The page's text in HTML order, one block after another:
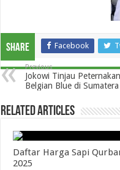
Share Facebook
Previous
Jokowi Tinjau
Belgian Blue di
Related Articles
Daftar Harga Sapi
2025